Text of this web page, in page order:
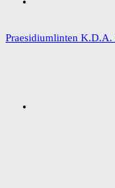
Praesidiumlinten K.D.A.